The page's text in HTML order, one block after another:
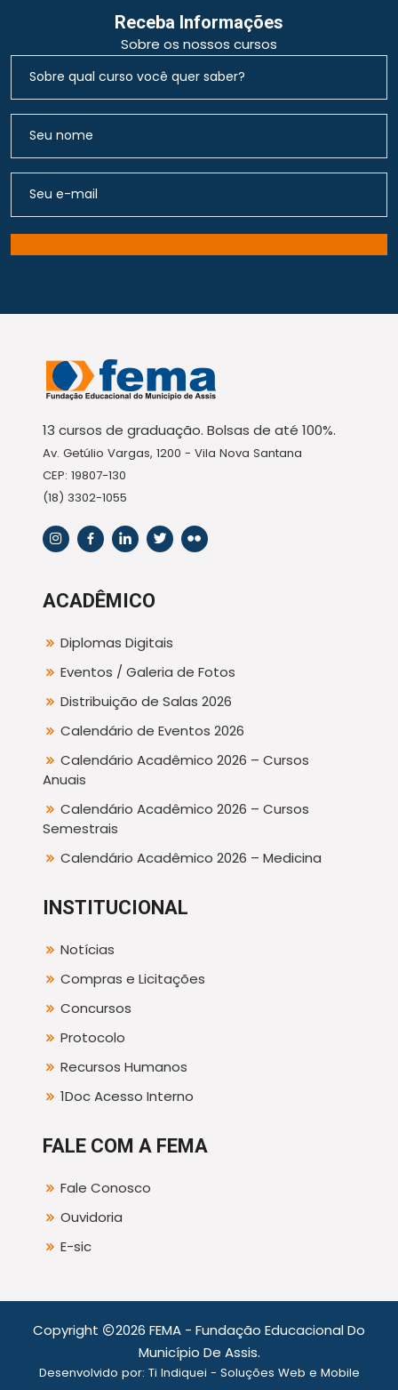
Receba Informações
Sobre os nossos cursos
13 cursos de graduação. Bolsas de até 100%.
Av. Getúlio Vargas, 1200 - Vila Nova Santana
CEP: 19807-130
(18) 3302-1055
ACADÊMICO
Diplomas Digitais
Eventos / Galeria de Fotos
Distribuição de Salas 2026
Calendário de Eventos 2026
Calendário Acadêmico 2026 – Cursos
Anuais
Calendário Acadêmico 2026 – Cursos
Semestrais
Calendário Acadêmico 2026 – Medicina
INSTITUCIONAL
Notícias
Compras e Licitações
Concursos
Protocolo
Recursos Humanos
1Doc Acesso Interno
FALE COM A FEMA
Fale Conosco
Ouvidoria
E-sic
Copyright
2026 FEMA - Fundação Educacional Do
Município De Assis.
Desenvolvido por: Ti Indiquei - Soluções Web e Mobile